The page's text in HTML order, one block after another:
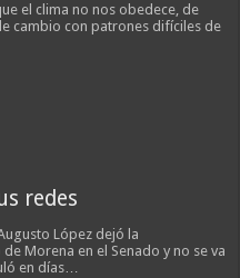
el clima no nos obedece, de
cambio con patrones difíciles de
redes
López dejó la
Morena en el Senado y no se va
en días…